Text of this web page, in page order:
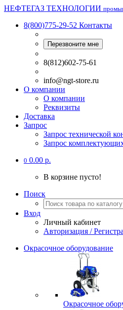
НЕФТЕГАЗ ТЕХНОЛОГИИ
8(800)775-29-52 Контакты
Перезвоните мне
8(812)602-75-61
info@ngt-store.ru
О компании
О компании
Реквизиты
Доставка
Запрос
Запрос технической
Запрос
0 0.00 р.
В корзине пусто!
Поиск
Вход
Личный кабинет
Авторизация /
Окрасочное оборудование
Окрасочное